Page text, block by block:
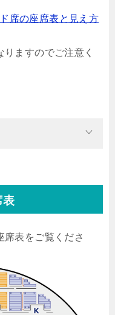
席の座席表と見え方
ますのでご注意く
席表をご覧くださ